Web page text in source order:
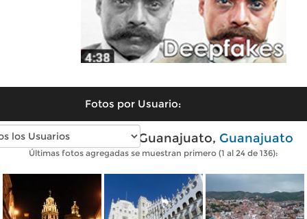
Fotos por Usuario:
Fotos modernas de Guanajuato, Guanajuato
Últimas fotos agregadas se muestran primero (1 al 24 de 136):